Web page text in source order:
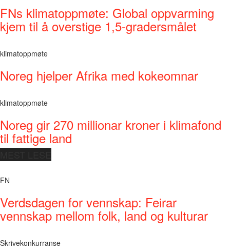
FNs klimatoppmøte: Global oppvarming
kjem til å overstige 1,5-gradersmålet
klimatoppmøte
Noreg hjelper Afrika med kokeomnar
klimatoppmøte
Noreg gir 270 millionar kroner i klimafond
til fattige land
FN
Verdsdagen for vennskap: Feirar
vennskap mellom folk, land og kulturar
Skrivekonkurranse